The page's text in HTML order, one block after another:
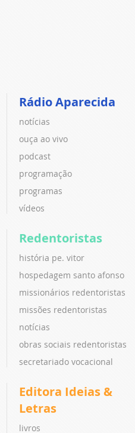
Rádio Aparecida
notícias
ouça ao vivo
podcast
programação
programas
vídeos
Redentoristas
história pe. vitor
hospedagem santo afonso
missionários redentoristas
missões redentoristas
notícias
obras sociais redentoristas
secretariado vocacional
Editora Ideias &
Letras
livros